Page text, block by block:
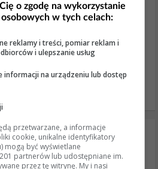
do kawy delonghimagnifica s.
mryga czerwona lampka. Co zrobic
- samoistne
przy włączaniu
o zgodę na wykorzystanie
w tych celach:
reklamy i treści, pomiar reklam i
i ulepszanie usług
informacji na urządzeniu lub dostęp
przetwarzane, a informacje
cookie, unikalne identyfikatory
mogą być wyświetlane
partnerów lub udostępniane im.
przez tę witrynę. My i nasi